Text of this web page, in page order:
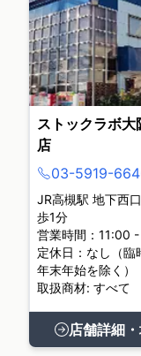
ストックラボ大
店
03-5919-
JR高槻駅 地下西
歩1分
営業時間：11:00
定休日：なし（臨
年末年始を除く）
取扱商材: すべて
店舗詳細